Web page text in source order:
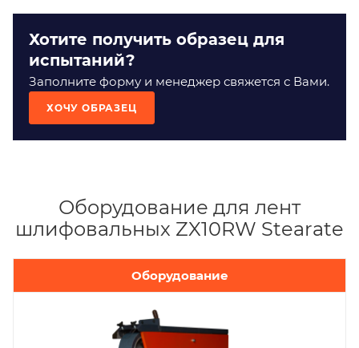
Хотите получить образец для
испытаний?
Заполните форму и менеджер свяжется с Вами.
ХОЧУ ОБРАЗЕЦ
Оборудование для лент
шлифовальных ZX10RW Stearate
Оборудование